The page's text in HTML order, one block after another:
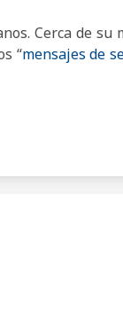
Cerca de su
“mensajes de